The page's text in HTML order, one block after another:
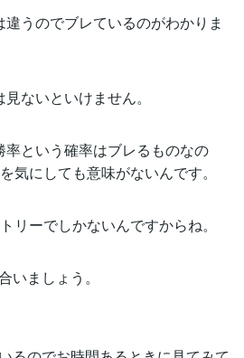
うのでブレているのがわかりま
ないといけません。
という確率はブレるものなの
気にしても意味がないんです。
リーでしかないんですからね。
いましょう。